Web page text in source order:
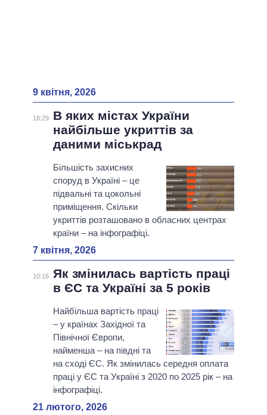
9 квітня, 2026
18:29
В яких містах України
найбільше укриттів за
даними міськрад
Більшість захисних
споруд в Україні – це
підвальні та цокольні
приміщення. Скільки
укриттів розташовано в обласних центрах
країни – на інфографіці.
7 квітня, 2026
10:16
Як змінилась вартість праці
в ЄС та Україні за 5 років
Найбільша вартість праці
– у країнах Західної та
Північної Європи,
найменша – на півдні та
на сході ЄС. Як змінилась середня оплата
праці у ЄС та Україні з 2020 по 2025 рік – на
інфографіці.
21 лютого, 2026